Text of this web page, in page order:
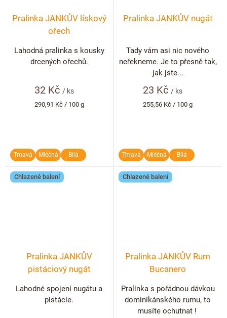
Pralinka JANKŮV lískový
ořech
32 Kč / ks
Měrná
290,91 Kč / 100 g
Lahodná pralinka s kousky
drcených ořechů.
Tmavá Mléčná Bílá
Pralinka JANKŮV nugát
23 Kč / ks
Měrná
255,56 Kč / 100 g
Tady vám asi nic nového
neřekneme. Je to přesně tak,
jak jste...
Tmavá Mléčná Bílá
Chlazené balení
Pralinka JANKŮV
pistáciový nugát
Lahodné spojení nugátu a
pistácie.
Chlazené balení
Pralinka JANKŮV Rum
Bucanero
Pralinka s pořádnou dávkou
dominikánského rumu, to
musíte ochutnat !